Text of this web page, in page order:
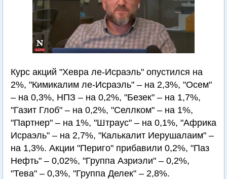
Курс акций "Хевра ле-Исраэль" опустился на
2%, "Кимикалим ле-Исраэль" – на 2,3%, "Осем"
– на 0,3%, НПЗ – на 0,2%, "Безек" – на 1,7%,
"Газит Глоб" – на 0,2%, "Селлком" – на 1%,
"Партнер" – на 1%, "Штраус" – на 0,1%, "Африка
Исраэль" – на 2,7%, "Калькалит Иерушалаим" –
на 1,3%. Акции "Периго" прибавили 0,2%, "Паз
Нефть" – 0,02%, "Группа Азриэли" – 0,2%,
"Тева" – 0,3%, "Группа Делек" – 2,8%.